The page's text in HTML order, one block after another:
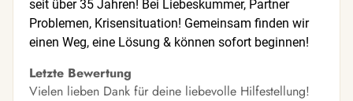
seit über 35 Jahren! Bei Liebeskummer, Partner
Problemen, Krisensituation! Gemeinsam finden wir
einen Weg, eine Lösung & können sofort beginnen!
Letzte Bewertung
Vielen lieben Dank für deine liebevolle Hilfestellung!